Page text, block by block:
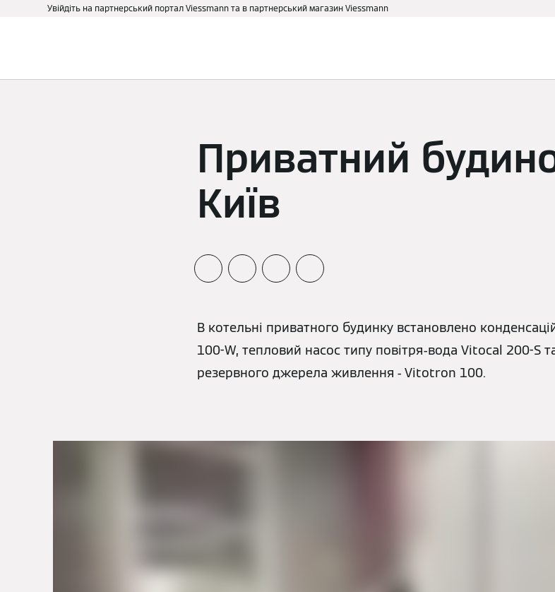
Увійдіть на партнерський портал Viessmann та в партнерський магазин Viessmann
Приватний
Київ
В котельні приватного будинку встановлено
100-W, тепловий насос типу повітря-вода Vitocal 200-S
резервного джерела живлення - Vitotron 100.